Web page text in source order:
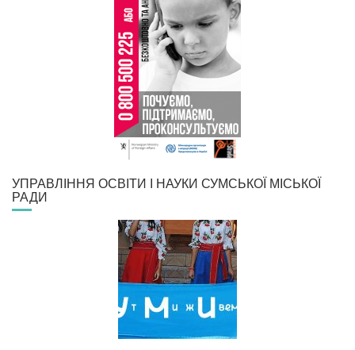
УПРАВЛІННЯ ОСВІТИ І НАУКИ СУМСЬКОЇ МІСЬКОЇ
РАДИ